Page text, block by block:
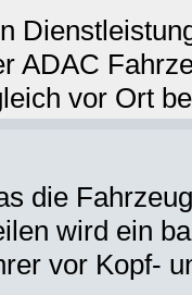
ADAC
vor Ort
die
wird ein
vor Kopf-